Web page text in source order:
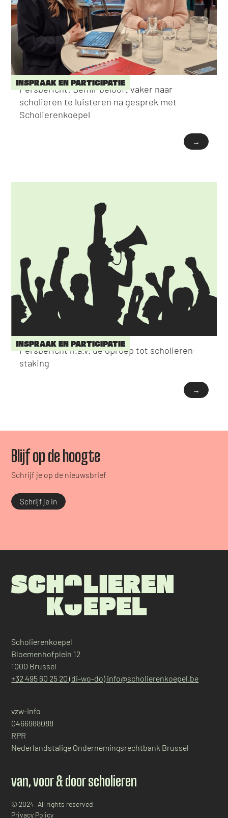
INSPRAAK EN PARTICIPATIE
Persbericht: Demir belooft vaker naar
scholieren te luisteren na gesprek met
Scholierenkoepel
→
INSPRAAK EN PARTICIPATIE
Persbericht n.a.v. de oproep tot scholieren-
staking
→
Blijf op de hoogte
Schrijf je op de nieuwsbrief
Schrijf je in
Scholierenkoepel
Bloemenhofplein 12
1000 Brussel
+32 495 60 25 20 (di-wo-do) info@scholierenkoepel.be
vzw-info
0466988088
RPR
Nederlandstalige Ondernemingsrechtbank Brussel
van, voor & door scholieren
© 2024. All rights reserved.
Privacy Policy